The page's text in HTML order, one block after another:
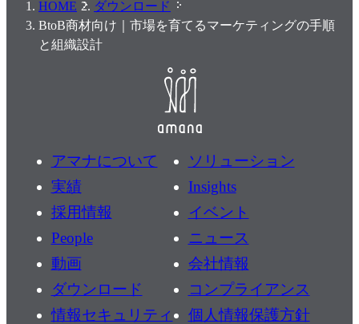
HOME
ダウンロード
BtoB商材向け｜市場を育てるマーケティングの手順
と組織設計
アマナについて
ソリューション
実績
Insights
採用情報
イベント
People
ニュース
動画
会社情報
ダウンロード
コンプライアンス
情報セキュリティ
個人情報保護方針